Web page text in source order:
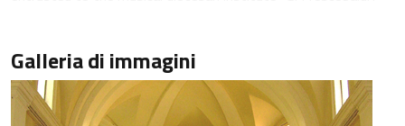
Galleria di immagini